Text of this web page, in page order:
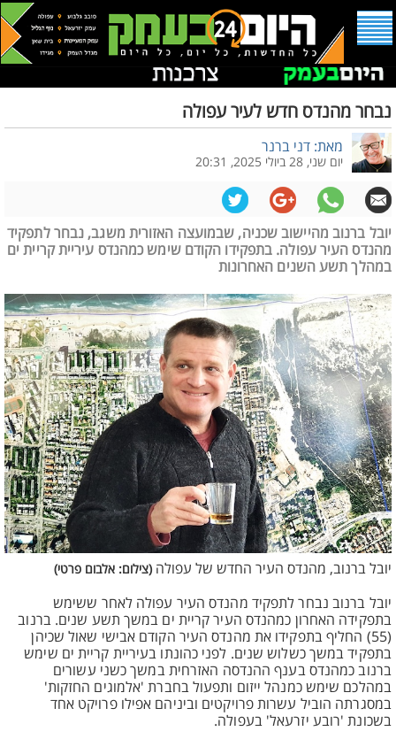
נבחר מהנדס חדש לעיר עפולה
מאת: דני ברנר
יום שני, 28 ביולי 2025, 20:31
יובל ברנוב מהיישוב שכניה, שבמועצה האזורית משגב, נבחר לתפקיד
מהנדס העיר עפולה. בתפקידו הקודם שימש כמהנדס עיריית קריית ים
במהלך תשע השנים האחרונות
יובל ברנוב, מהנדס העיר החדש של עפולה (צילום: אלבום פרטי)
יובל ברנוב נבחר לתפקיד מהנדס העיר עפולה לאחר ששימש
בתפקידה האחרון כמהנדס העיר קריית ים במשך תשע שנים. ברנוב
(55) החליף בתפקידו את מהנדס העיר הקודם אבישי שאול שכיהן
בתפקיד במשך כשלוש שנים. לפני כהונתו בעיריית קריית ים שימש
ברנוב כמהנדס בענף ההנדסה האזרחית במשך כשני עשורים
במהלכם שימש כמנהל ייזום ותפעול בחברת 'אלמוגים החזקות'
במסגרתה הוביל עשרות פרויקטים וביניהם אפילו פרויקט אחד
בשכונת 'רובע יזרעאל' בעפולה.